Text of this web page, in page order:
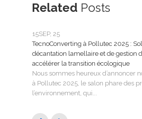
Related Posts
15SEP, 25
TecnoConverting à Pollutec 2025 :
décantation lamellaire et de gestion
accélérer la transition écologique
Nous sommes heureux d’annoncer
à Pollutec 2025, le salon phare des
l’environnement, qui...